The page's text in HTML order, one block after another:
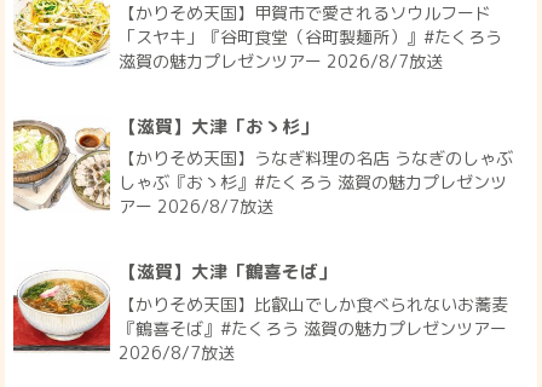
【かりそめ天国】甲賀市で愛されるソウルフード
「スヤキ」『谷町食堂（谷町製麺所）』#たくろう
滋賀の魅力プレゼンツアー 2026/8/7放送
【滋賀】大津「おゝ杉」
【かりそめ天国】うなぎ料理の名店 うなぎのしゃぶ
しゃぶ『おゝ杉』#たくろう 滋賀の魅力プレゼンツ
アー 2026/8/7放送
【滋賀】大津「鶴喜そば」
【かりそめ天国】比叡山でしか食べられないお蕎麦
『鶴喜そば』#たくろう 滋賀の魅力プレゼンツアー
2026/8/7放送